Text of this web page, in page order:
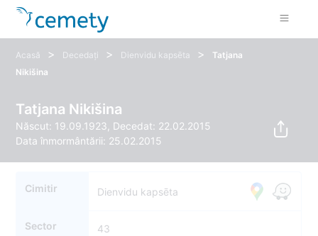
Acasă > Decedați > Dienvidu kapsēta >
Tatjana
Nikišina
Tatjana Nikišina
Născut: 19.09.1923, Decedat: 22.02.2015
Data înmormântării: 25.02.2015
Cimitir Dienvidu kapsēta
Sector 43